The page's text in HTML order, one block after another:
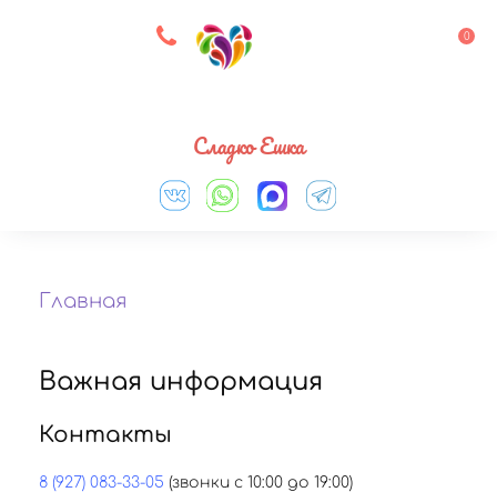
8 927 083 33 05 0
Сладко Ешка
Главная
Важная информация
Контакты
8 (927) 083-33-05 (звонки с 10:00 до 19:00)